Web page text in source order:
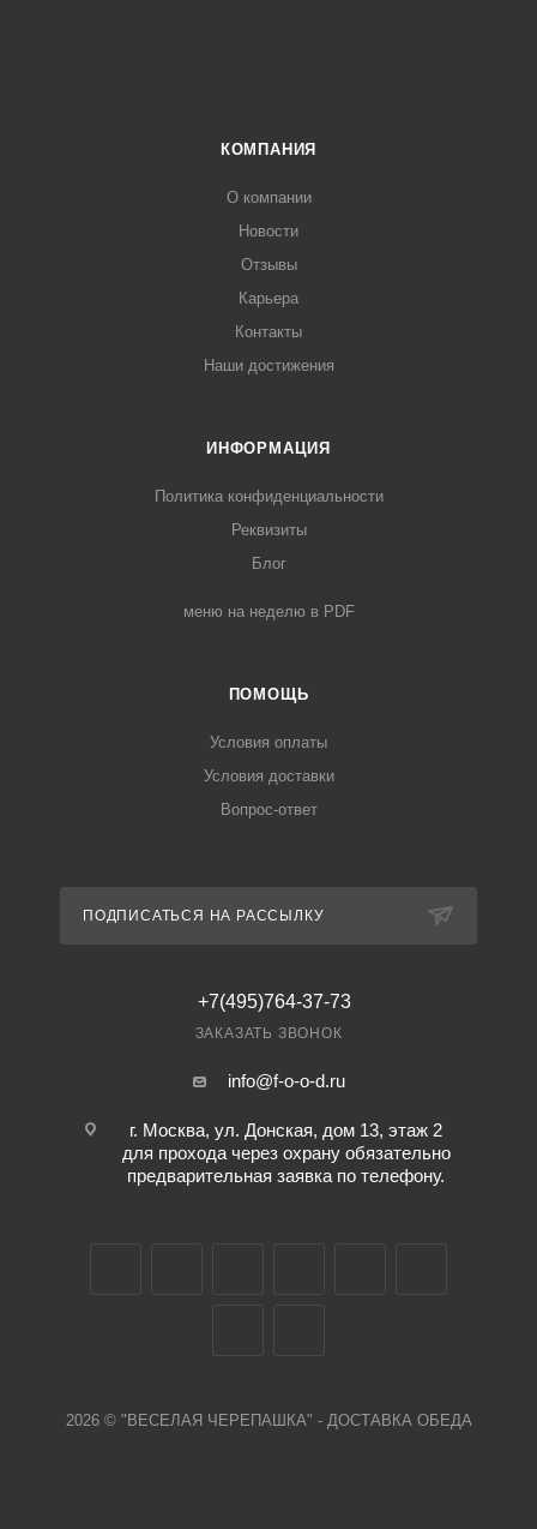
КОМПАНИЯ
О компании
Новости
Отзывы
Карьера
Контакты
Наши достижения
ИНФОРМАЦИЯ
Политика конфиденциальности
Реквизиты
Блог
меню на неделю в PDF
ПОМОЩЬ
Условия оплаты
Условия доставки
Вопрос-ответ
ПОДПИСАТЬСЯ НА РАССЫЛКУ
+7(495)764-37-73
ЗАКАЗАТЬ ЗВОНОК
info@f-o-o-d.ru
г. Москва, ул. Донская, дом 13, этаж 2
для прохода через охрану обязательно
предварительная заявка по телефону.
2026 © "ВЕСЕЛАЯ ЧЕРЕПАШКА" - ДОСТАВКА ОБЕДА